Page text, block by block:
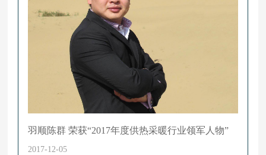
羽顺陈群 荣获“2017年度供热采暖行业领军人物”
2017-12-05